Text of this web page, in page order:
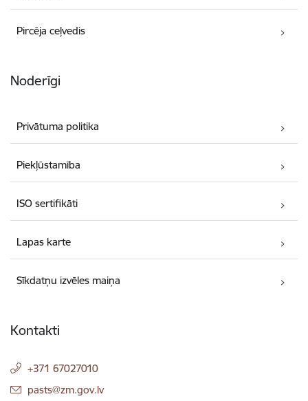
Pircēja ceļvedis
Noderīgi
Privātuma politika
Piekļūstamība
ISO sertifikāti
Lapas karte
Sīkdatņu izvēles maiņa
Kontakti
+371 67027010
E-pasts:
pasts@zm.gov.lv